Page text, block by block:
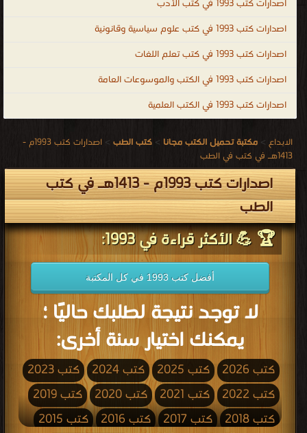
اصدارات كتب 1993 في كتب الأدب
اصدارات كتب 1993 في كتب علوم سياسية وقانونية
اصدارات كتب 1993 في كتب تعلم اللغات
اصدارات كتب 1993 في الكتب والموسوعات العامة
اصدارات كتب 1993 في الكتب العلمية
الابداع > مكتبة تحميل الكتب مجانا > كتب الطب >
اصدارات كتب 1993م -
1413هـ في كتب في الطب
اصدارات كتب 1993م - 1413هـ في كتب
الطب
🏆 💪 الأكثر قراءة في 1993:
أفضل كتب 1993 في كل المكتبة
لا توجد نتيجة لطلبك حاليًا ؛
يمكنك اختيار سنة أخرى:
كتب 2026 كتب 2025 كتب 2024
كتب 2023
كتب 2022
كتب 2021 كتب 2020
كتب 2019
كتب 2018
كتب 2017 كتب 2016
كتب 2015